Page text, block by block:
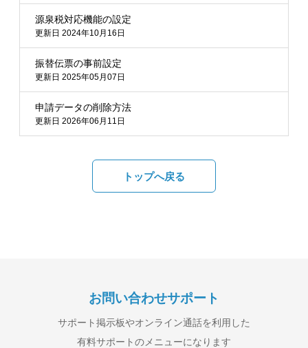
源泉税対応機能の設定
更新日 2024年10月16日
振替伝票の事前設定
更新日 2025年05月07日
申請データの削除方法
更新日 2026年06月11日
トップへ戻る
お問い合わせサポート
サポート掲示板やオンライン通話を利用した
有料サポートのメニューになります